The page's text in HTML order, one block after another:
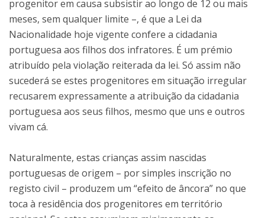
progenitor em causa subsistir ao longo de 12 ou mais
meses, sem qualquer limite –, é que a Lei da
Nacionalidade hoje vigente confere a cidadania
portuguesa aos filhos dos infratores. É um prémio
atribuído pela violação reiterada da lei. Só assim não
sucederá se estes progenitores em situação irregular
recusarem expressamente a atribuição da cidadania
portuguesa aos seus filhos, mesmo que uns e outros
vivam cá.
Naturalmente, estas crianças assim nascidas
portuguesas de origem – por simples inscrição no
registo civil – produzem um “efeito de âncora” no que
toca à residência dos progenitores em território